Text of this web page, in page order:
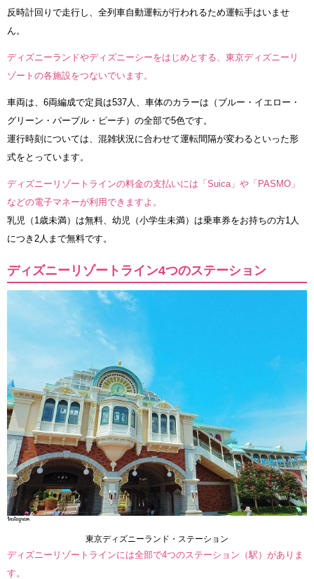
反時計回りで走行し、全列車自動運転が行われるため運転手はいませ
ん。
ディズニーランドやディズニーシーをはじめとする、東京ディズニーリ
ゾートの各施設をつないでいます。
車両は、6両編成で定員は537人、車体のカラーは（ブルー・イエロー・
グリーン・パープル・ピーチ）の全部で5色です。
運行時刻については、混雑状況に合わせて運転間隔が変わるといった形
式をとっています。
ディズニーリゾートラインの料金の支払いには「Suica」や「PASMO」
などの電子マネーが利用できますよ。
乳児（1歳未満）は無料、幼児（小学生未満）は乗車券をお持ちの方1人
につき2人まで無料です。
ディズニーリゾートライン4つのステーション
東京ディズニーランド・ステーション
ディズニーリゾートラインには全部で4つのステーション（駅）がありま
す。